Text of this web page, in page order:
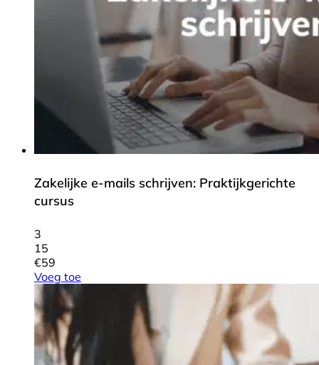
Zakelijke e-mails schrijven: Praktijkgerichte
cursus
3
15
€59
Voeg toe